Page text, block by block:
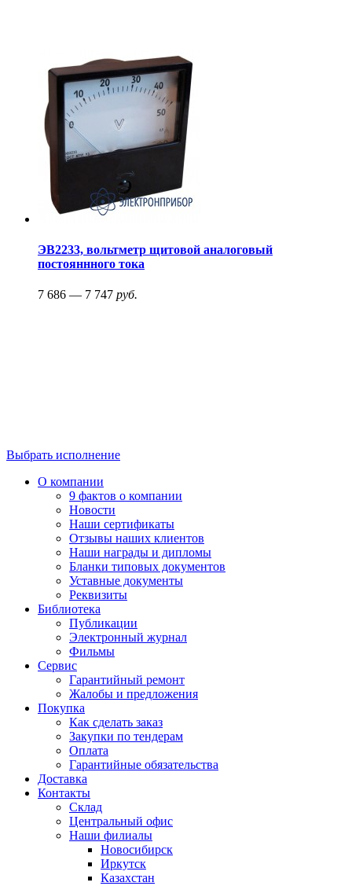
ЭВ2233, вольтметр щитовой аналоговый
постояннного тока
7 686 — 7 747 руб.
Выбрать исполнение
О компании
9 фактов о компании
Новости
Наши сертификаты
Отзывы наших клиентов
Наши награды и дипломы
Бланки типовых документов
Уставные документы
Реквизиты
Библиотека
Публикации
Электронный журнал
Фильмы
Сервис
Гарантийный ремонт
Жалобы и предложения
Покупка
Как сделать заказ
Закупки по тендерам
Оплата
Гарантийные обязательства
Доставка
Контакты
Склад
Центральный офис
Наши филиалы
Новосибирск
Иркутск
Казахстан